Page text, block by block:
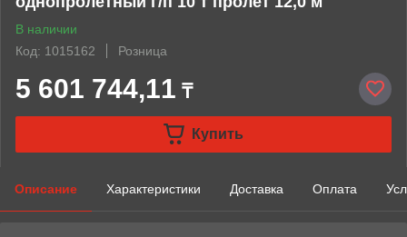
В наличии
Код: 1015162
Розница
5 601 744,11 ₸
Купить
Описание Характеристики Доставка Оплата